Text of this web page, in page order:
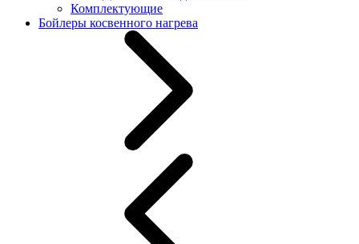
Комплектующие
Бойлеры косвенного нагрева